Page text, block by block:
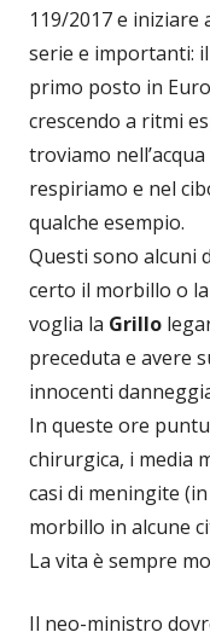
119/2017 e iniziare
serie e importanti:
primo posto in
crescendo a ritmi
troviamo
respiriamo e nel
qualche esempio.
Questi sono alcuni
certo il morbillo o
voglia la Grillo
preceduta e avere
innocenti
In queste ore
chirurgica, i media
casi di meningite
morbillo in alcune
La vita è sempre
Il neo-ministro